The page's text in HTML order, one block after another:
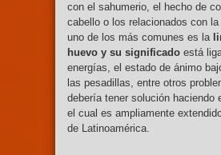
con el sahumerio, el hecho de
cabello o los relacionados con
uno de los más comunes es la
huevo y su significado está
energías, el estado de ánimo
las pesadillas, entre otros
debería tener solución haciendo
el cual es ampliamente
de Latinoamérica.